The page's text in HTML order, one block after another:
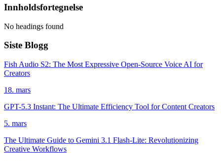
Innholdsfortegnelse
No headings found
Siste Blogg
Fish Audio S2: The Most Expressive Open-Source Voice AI for
Creators
18. mars
GPT-5.3 Instant: The Ultimate Efficiency Tool for Content Creators
5. mars
The Ultimate Guide to Gemini 3.1 Flash-Lite: Revolutionizing
Creative Workflows